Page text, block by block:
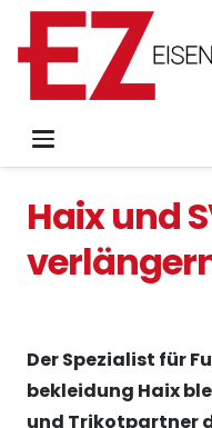
Haix und
Der Spezialist für
bekleidung Haix
und Trikotpartner